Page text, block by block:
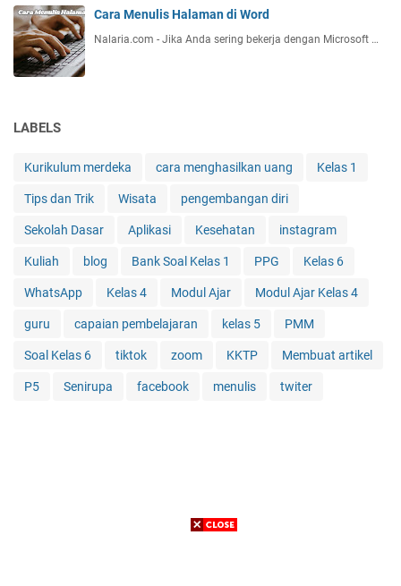
Cara Menulis Halaman di Word
Nalaria.com - Jika Anda sering bekerja dengan Microsoft …
LABELS
Kurikulum merdeka cara menghasilkan uang Kelas 1
Tips dan Trik Wisata pengembangan diri
Sekolah Dasar Aplikasi Kesehatan instagram
Kuliah blog Bank Soal Kelas 1 PPG Kelas 6
WhatsApp Kelas 4 Modul Ajar Modul Ajar Kelas 4
guru capaian pembelajaran kelas 5 PMM
Soal Kelas 6 tiktok zoom KKTP Membuat artikel
P5 Senirupa facebook menulis twiter